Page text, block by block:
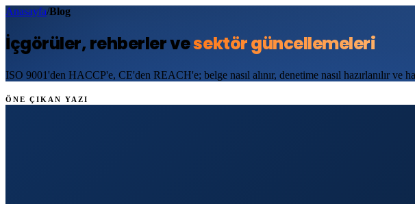
Anasayfa/Blog
İçgörüler, rehberler vesektör güncellemeleri
ISO 9001'den HACCP'e, CE'den REACH'e; belge nasıl alınır, denetime nasıl hazırlanılır
ÖNE ÇIKAN YAZI